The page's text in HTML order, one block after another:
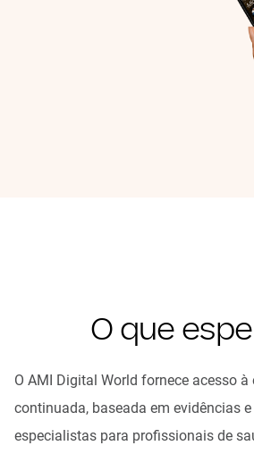
O que
O AMI Digital World fornece acesso à
continuada, baseada em evidências
especialistas para profissionais de